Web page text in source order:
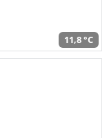
11,8 °C